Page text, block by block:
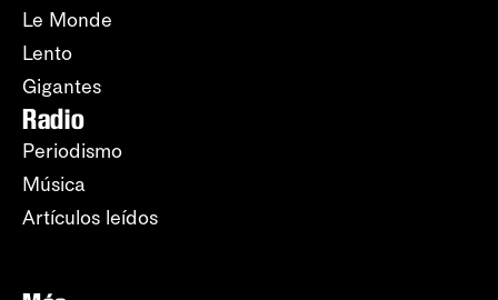
Le Monde
Lento
Gigantes
Radio
Periodismo
Música
Artículos leídos